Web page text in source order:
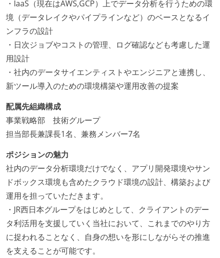
・IaaS（現在はAWS,GCP）上でデータ分析を行うための環
境（データレイクやパイプラインなど）のベースとなるイ
ンフラの設計
・日次ジョブやコストの管理、ログ確認なども考慮した運
用設計
・社内のデータサイエンティストやエンジニアと連携し、
新ツール導入のための環境構築や運用改善の提案
配属先組織構成
事業戦略部 技術グループ
担当部長兼課長1名、兼務メンバー7名
ポジションの魅力
社内のデータ分析環境だけでなく、アプリ開発環境やサン
ドボックス環境も含めたクラウド環境の設計、構築および
運用を担っていただきます。
・JR西日本グループをはじめとして、クライアントのデー
タ利活用を支援していく当社において、これまでのやり方
に捉われることなく、自身の想いを形にしながらその推進
を支えることが可能です。